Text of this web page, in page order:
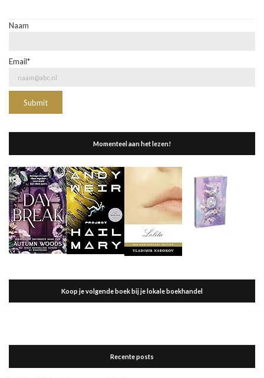
Naam
Email*
Momenteel aan het lezen!
Koop je volgende boek bij je lokale boekhandel
Recente posts